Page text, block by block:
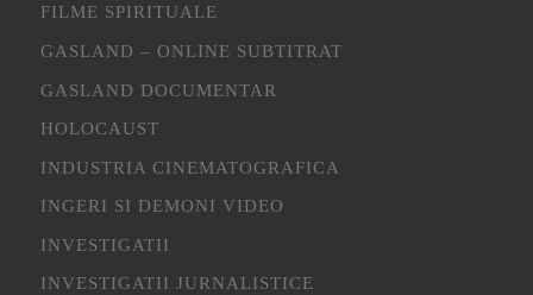
FILME SPIRITUALE
GASLAND – ONLINE SUBTITRAT
GASLAND DOCUMENTAR
HOLOCAUST
INDUSTRIA CINEMATOGRAFICA
INGERI SI DEMONI VIDEO
INVESTIGATII
INVESTIGATII JURNALISTICE